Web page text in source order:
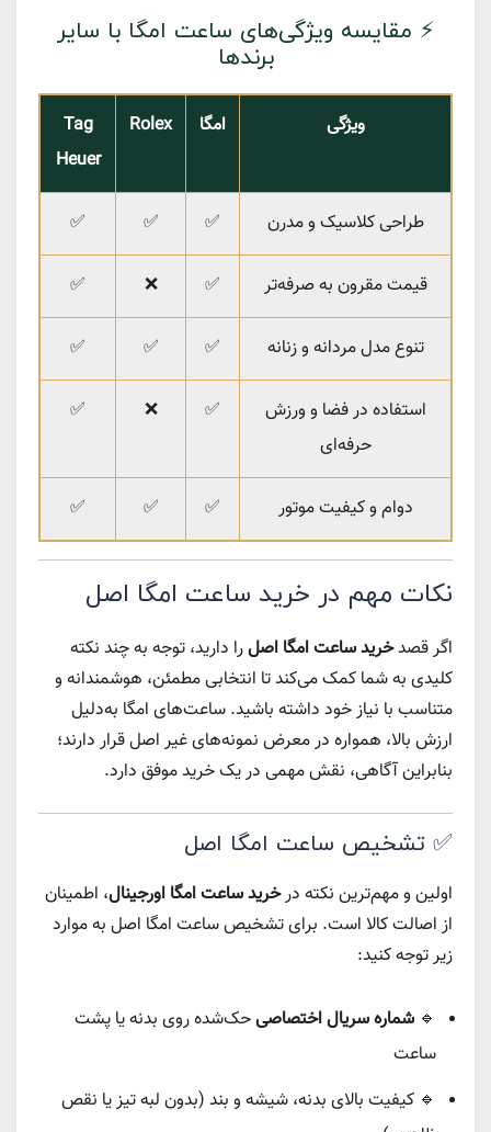
⚡ مقایسه ویژگی‌های ساعت امگا با سایر
برندها
ویژگی امگا Rolex
Tag
Heuer
طراحی کلاسیک و مدرن ✅
✅
✅
قیمت مقرون به صرفه‌تر ✅
❌
✅
تنوع مدل مردانه و زنانه ✅
✅
✅
استفاده در فضا و ورزش
حرفه‌ای
✅
❌
✅
دوام و کیفیت موتور ✅
✅
✅
نکات مهم در خرید ساعت امگا اصل
اگر قصدخرید ساعت امگا اصلرا دارید، توجه به چند نکته
کلیدی به شما کمک می‌کند تا انتخابی مطمئن، هوشمندانه و
متناسب با نیاز خود داشته باشید. ساعت‌های امگا به‌دلیل
ارزش بالا، همواره در معرض نمونه‌های غیر اصل قرار دارند؛
بنابراین آگاهی، نقش مهمی در یک خرید موفق دارد.
✅ تشخیص ساعت امگا اصل
اولین و مهم‌ترین نکته درخرید ساعت امگا اورجینال، اطمینان
از اصالت کالا است. برای تشخیص ساعت امگا اصل به موارد
زیر توجه کنید:
🔹 شماره سریال اختصاصیحک‌شده روی بدنه یا پشت
ساعت
🔹 کیفیت بالای بدنه، شیشه و بند (بدون لبه تیز یا نقص